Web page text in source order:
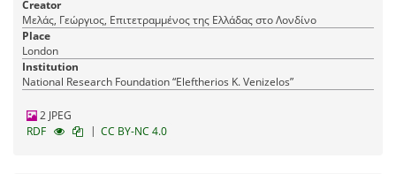
Creator
Μελάς, Γεώργιος, Επιτετραμμένος της Ελλάδας στο Λονδίνο
Place
London
Institution
National Research Foundation “Eleftherios K. Venizelos”
2 JPEG
RDF
| CC BY-NC 4.0